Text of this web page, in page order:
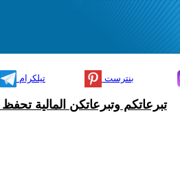
تيلكرام بنترست
تبرعاتكم وتبرعاتكن المالية